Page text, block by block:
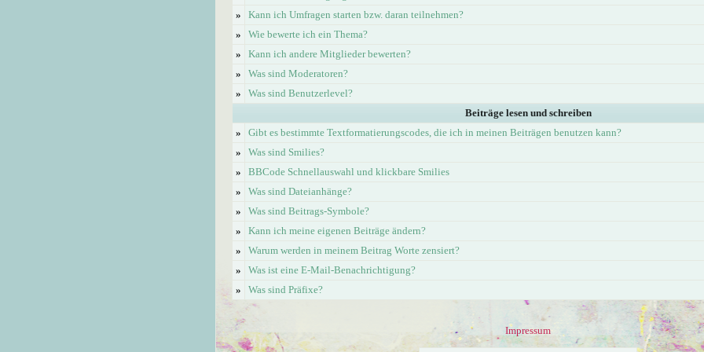
»
Kann ich Umfragen starten bzw. daran teilnehmen?
»
Wie bewerte ich ein Thema?
»
Kann ich andere Mitglieder bewerten?
»
Was sind Moderatoren?
»
Was sind Benutzerlevel?
Beiträge lesen und schreiben
»
Gibt es bestimmte Textformatierungscodes, die ich in meinen Beiträgen benutzen kann?
»
Was sind Smilies?
»
BBCode Schnellauswahl und klickbare Smilies
»
Was sind Dateianhänge?
»
Was sind Beitrags-Symbole?
»
Kann ich meine eigenen Beiträge ändern?
»
Warum werden in meinem Beitrag Worte zensiert?
»
Was ist eine E-Mail-Benachrichtigung?
»
Was sind Präfixe?
Impressum